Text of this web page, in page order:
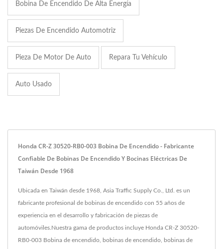
Bobina De Encendido De Alta Energía
Piezas De Encendido Automotriz
Pieza De Motor De Auto Repara Tu Vehículo
Auto Usado
Honda CR-Z 30520-RB0-003 Bobina De Encendido - Fabricante
Confiable De Bobinas De Encendido Y Bocinas Eléctricas De
Taiwán Desde 1968
Ubicada en Taiwán desde 1968, Asia Traffic Supply Co., Ltd. es un
fabricante profesional de bobinas de encendido con 55 años de
experiencia en el desarrollo y fabricación de piezas de
automóviles.Nuestra gama de productos incluye Honda CR-Z 30520-
RB0-003 Bobina de encendido, bobinas de encendido, bobinas de